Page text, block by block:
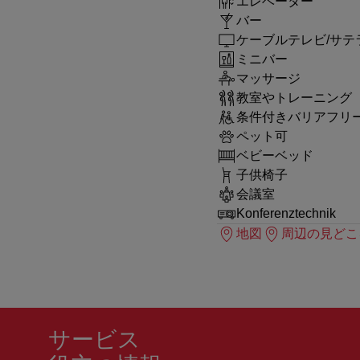
バー
ケーブルテレビ/サテ
ミニバー
マッサージ
教室やトレーニング
条件付きバリアフリ
ペット可
ベビーベッド
子供椅子
会議室
Konferenztechnik
地図
周辺の見どこ
サービス